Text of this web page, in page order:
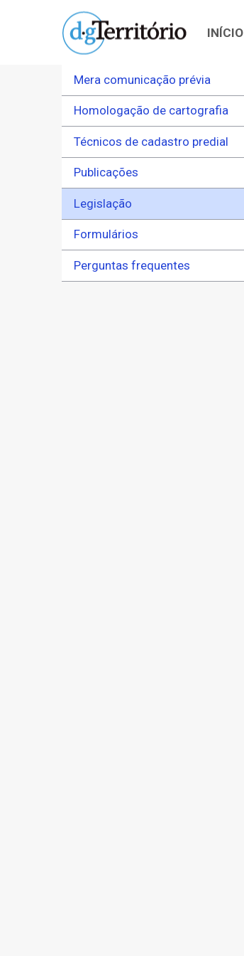
INÍCIO
Mera comunicação prévia
Homologação de cartografia
Técnicos de cadastro predial
Publicações
Legislação
Formulários
Perguntas frequentes